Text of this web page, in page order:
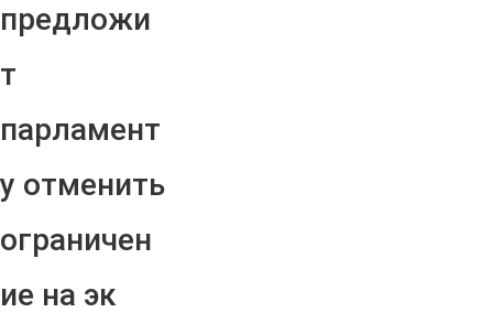
предложи
т
парламент
у отменить
ограничен
ие на эк